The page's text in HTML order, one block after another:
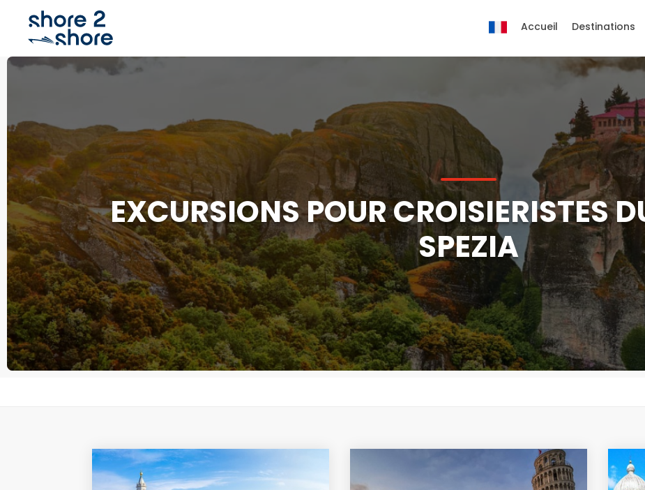
EXCURSIONS POUR CROISIERISTES
SPEZIA
Accueil Destinations